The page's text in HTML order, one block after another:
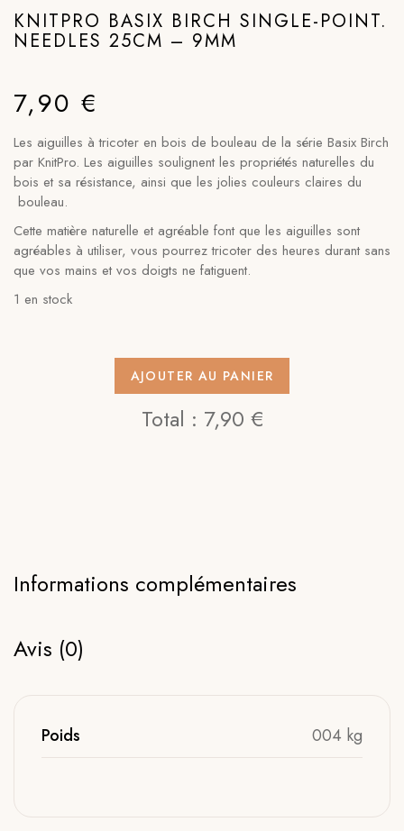
KNITPRO BASIX BIRCH SINGLE-POINT.
NEEDLES 25CM – 9MM
7,90 €
Les aiguilles à tricoter en bois de bouleau de la série Basix Birch
par KnitPro. Les aiguilles soulignent les propriétés naturelles du
bois et sa résistance, ainsi que les jolies couleurs claires du
bouleau.
Cette matière naturelle et agréable font que les aiguilles sont
agréables à utiliser, vous pourrez tricoter des heures durant sans
que vos mains et vos doigts ne fatiguent.
1 en stock
AJOUTER AU PANIER
Total : 7,90 €
Informations complémentaires
Avis (0)
Poids 004 kg